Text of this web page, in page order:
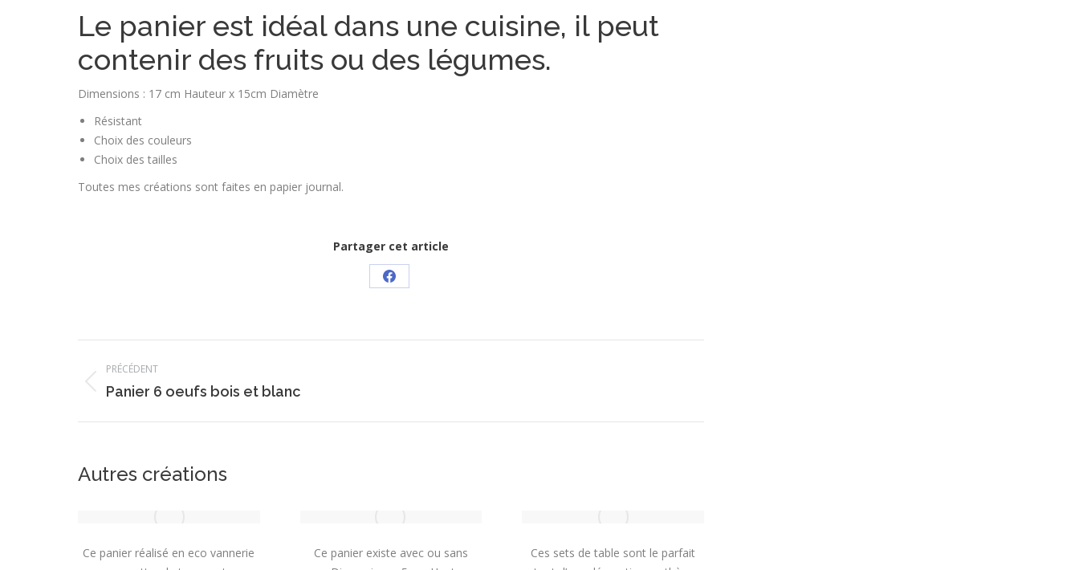
Le panier est idéal dans une cuisine, il peut
contenir des fruits ou des légumes.
Dimensions : 17 cm Hauteur x 15cm Diamètre
Résistant
Choix des couleurs
Choix des tailles
Toutes mes créations sont faites en papier journal.
Partager cet article
Partager
Facebook
Navigation
de
commentaire
PRÉCÉDENT
Onglet
Panier 6 oeufs bois et blanc
Autres créations
Ce panier réalisé en eco vannerie
Ce panier existe avec ou sans
Ces sets de table sont le parfait